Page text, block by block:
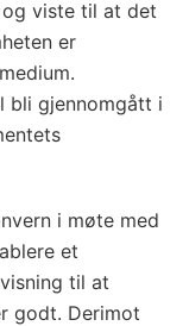
viste til at det
er
bli gjennomgått i
i møte med
et
til at
godt. Derimot